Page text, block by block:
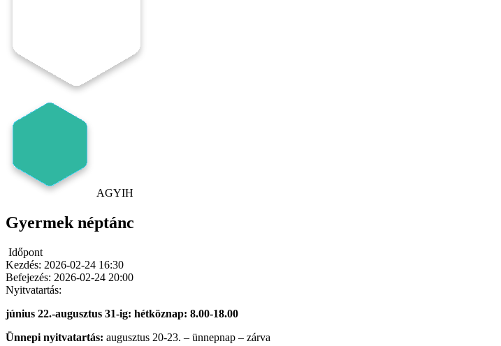
AGYIH
Gyermek néptánc
Időpont
Kezdés: 2026-02-24 16:30
Befejezés: 2026-02-24 20:00
Nyitvatartás:
június 22.-augusztus 31-ig: hétköznap: 8.00-18.00
Ünnepi nyitvatartás: augusztus 20-23. – ünnepnap – zárva